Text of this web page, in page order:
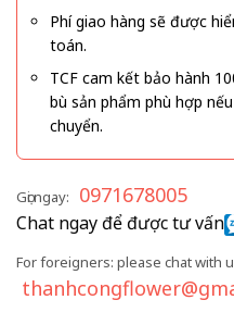
Phí giao hàng sẽ được
toán.
TCF cam kết bảo hành
bù sản phẩm phù hợp
chuyển.
Gọi ngay: 0971678005
Chat ngay để được tư vấn
For foreigners: please chat with